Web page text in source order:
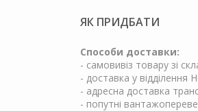
ЯК ПРИДБАТИ
Способи доставки:
- самовивіз товару зі
- доставка у відділення
- адресна доставка
- попутні